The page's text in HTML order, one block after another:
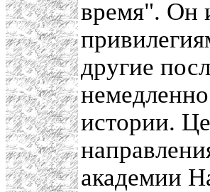
время". Он
другие
истории.
академии